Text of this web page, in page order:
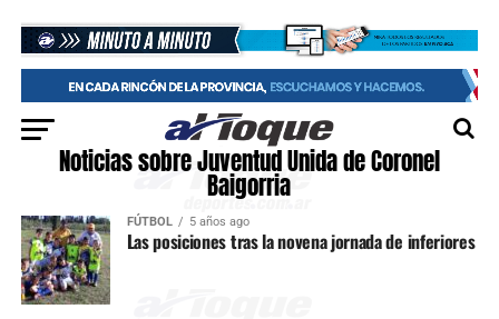
Noticias sobre Juventud Unida de Coronel
Baigorria
FÚTBOL 5 años ago
Las posiciones tras la novena jornada de inferiores